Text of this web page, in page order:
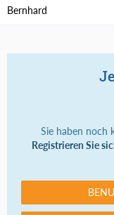
Bernhard
Sie haben noch
Registrieren Sie